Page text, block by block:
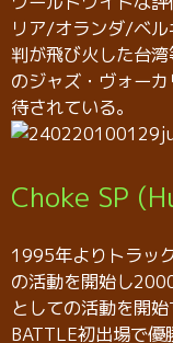
リア/オランダ/ベ
判が飛び火した台
のジャズ・ヴォー
待されている。
Choke SP
1995年よりトラッ
の活動を開始し
としての活動を開
BATTLE初出場で